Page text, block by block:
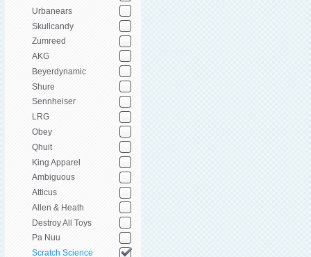
Urbanears
Skullcandy
Zumreed
AKG
Beyerdynamic
Shure
Sennheiser
LRG
Obey
Qhuit
King Apparel
Ambiguous
Atticus
Allen & Heath
Destroy All Toys
Pa Nuu
Scratch Science